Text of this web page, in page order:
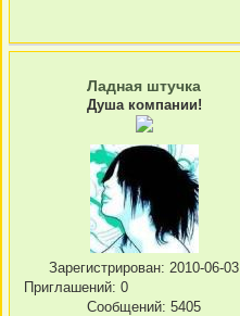
Ладная штучка
Душа компании!
Зарегистрирован: 2010-06-03
Приглашений: 0
Сообщений: 5405